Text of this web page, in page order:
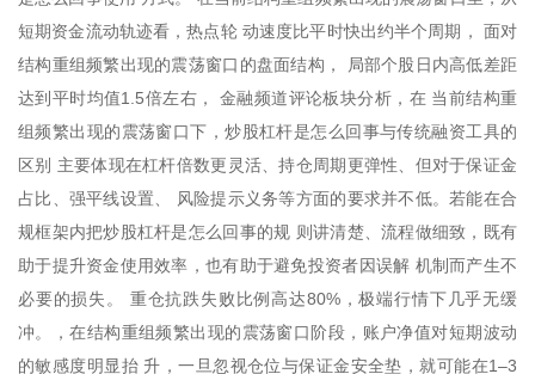
短期资金流动轨迹看，热点轮 动速度比平时快出约半个周期， 面对
结构重组频繁出现的震荡窗口的盘面结构， 局部个股日内高低差距
达到平时均值1.5倍左右， 金融频道评论板块分析，在 当前结构重
组频繁出现的震荡窗口下，炒股杠杆是怎么回事与传统融资工具的
区别 主要体现在杠杆倍数更灵活、持仓周期更弹性、但对于保证金
占比、强平线设置、 风险提示义务等方面的要求并不低。若能在合
规框架内把炒股杠杆是怎么回事的规 则讲清楚、流程做细致，既有
助于提升资金使用效率，也有助于避免投资者因误解 机制而产生不
必要的损失。 重仓抗跌失败比例高达80%，极端行情下几乎无缓
冲。，在结构重组频繁出现的震荡窗口阶段，账户净值对短期波动
的敏感度明显抬 升，一旦忽视仓位与保证金安全垫，就可能在1–3